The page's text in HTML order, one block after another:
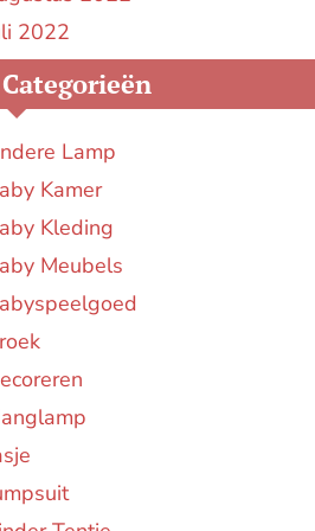
2022
Categorieën
Lamp
Kamer
Kleding
Meubels